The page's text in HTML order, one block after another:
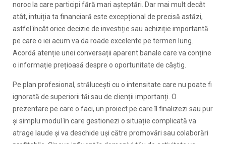
noroc la care participi fără mari așteptări. Dar mai mult decât
atât, intuiția ta financiară este excepțional de precisă astăzi,
astfel încât orice decizie de investiție sau achiziție importantă
pe care o iei acum va da roade excelente pe termen lung.
Acordă atenție unei conversații aparent banale care va conține
o informație prețioasă despre o oportunitate de câștig.
Pe plan profesional, strălucești cu o intensitate care nu poate fi
ignorată de superiorii tăi sau de clienții importanți. O
prezentare pe care o faci, un proiect pe care îl finalizezi sau pur
și simplu modul în care gestionezi o situație complicată va
atrage laude și va deschide uși către promovări sau colaborări